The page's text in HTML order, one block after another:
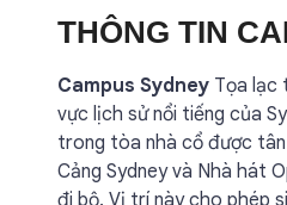
THÔNG TIN
Campus Sydney Tọa lạc
vực lịch sử nổi tiếng của
trong tòa nhà cổ được
Cảng Sydney và Nhà hát
đi bộ. Vị trí này cho phép